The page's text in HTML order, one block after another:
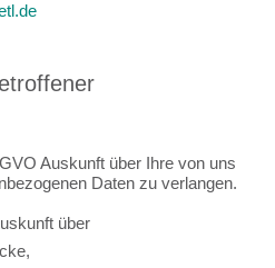
Auskunft über Ihre von uns
Daten zu verlangen.
über